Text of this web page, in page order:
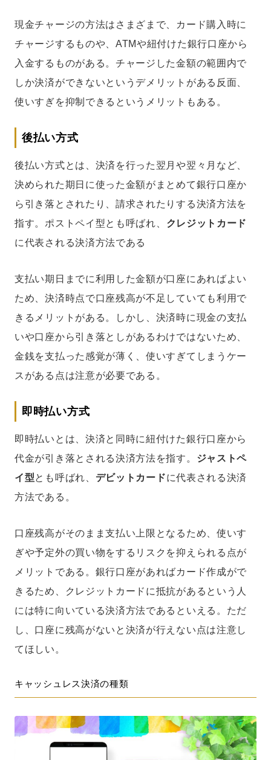
現金チャージの方法はさまざまで、カード購入時に
チャージするものや、ATMや紐付けた銀行口座から
入金するものがある。チャージした金額の範囲内で
しか決済ができないというデメリットがある反面、
使いすぎを抑制できるというメリットもある。
後払い方式
後払い方式とは、決済を行った翌月や翌々月など、
決められた期日に使った金額がまとめて銀行口座か
ら引き落とされたり、請求されたりする決済方法を
指す。ポストペイ型とも呼ばれ、 クレジットカード
に代表される決済方法である
支払い期日までに利用した金額が口座にあればよい
ため、決済時点で口座残高が不足していても利用で
きるメリットがある。しかし、決済時に現金の支払
いや口座から引き落としがあるわけではないため、
金銭を支払った感覚が薄く、使いすぎてしまうケー
スがある点は注意が必要である。
即時払い方式
即時払いとは、決済と同時に紐付けた銀行口座から
代金が引き落とされる決済方法を指す。 ジャストペ
イ型とも呼ばれ、 デビットカードに代表される決済
方法である。
口座残高がそのまま支払い上限となるため、使いす
ぎや予定外の買い物をするリスクを抑えられる点が
メリットである。銀行口座があればカード作成がで
きるため、クレジットカードに抵抗があるという人
には特に向いている決済方法であるといえる。ただ
し、口座に残高がないと決済が行えない点は注意し
てほしい。
キャッシュレス決済の種類